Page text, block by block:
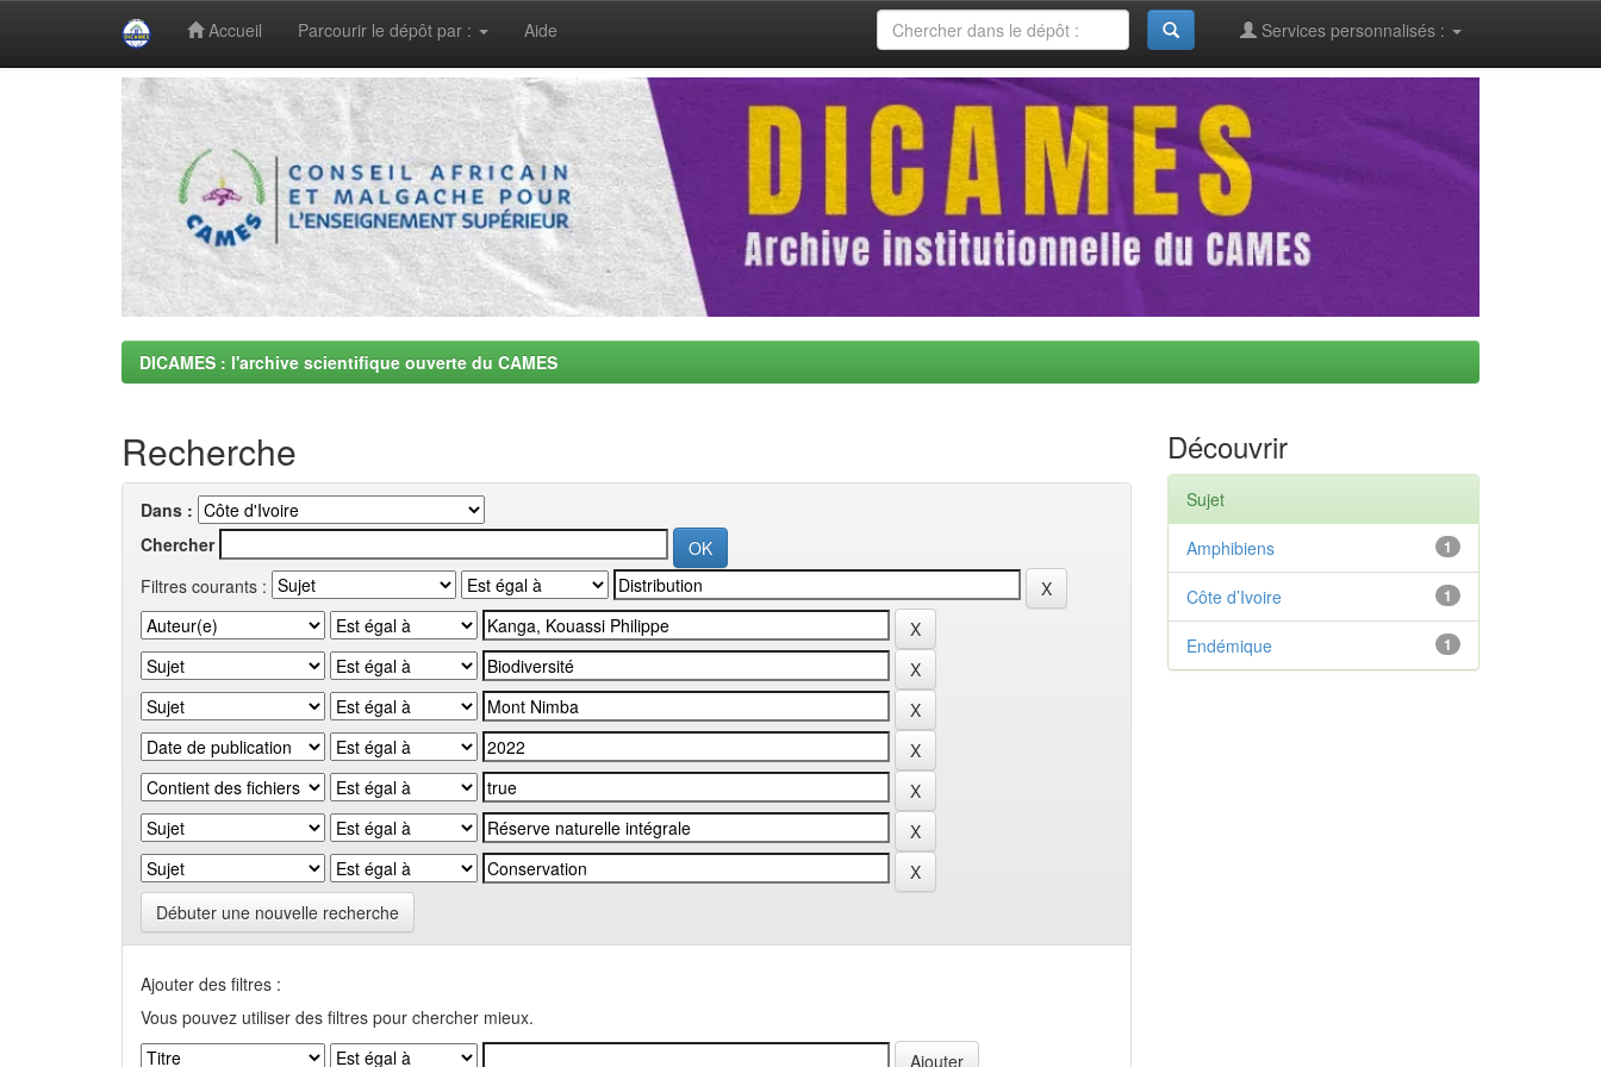
Accueil Parcourir le dépôt par : Aide Services personnalisés :
DICAMES : l'archive scientifique ouverte du CAMES
Recherche
Dans :
Chercher
Filtres courants :
Débuter une nouvelle recherche
Ajouter des filtres :
Vous pouvez utiliser des filtres pour chercher mieux.
Découvrir
Sujet
1
Amphibiens
1
Côte d’Ivoire
1
Endémique